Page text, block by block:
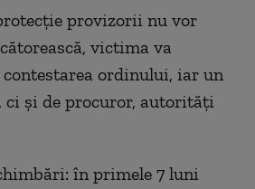
provizorii nu vor
victima va
ordinului, iar un
ci și de procuror, autorități
în primele 7 luni